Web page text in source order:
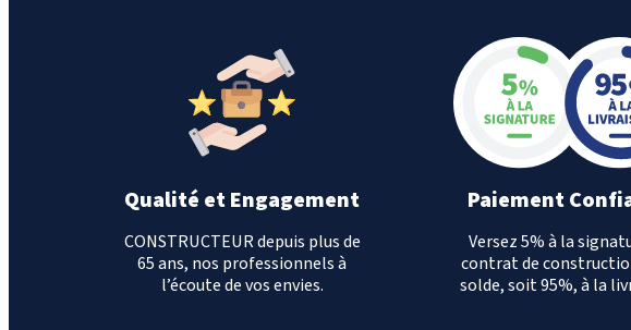
Qualité et Engagement
CONSTRUCTEUR depuis plus de
65 ans, nos professionnels à
l’écoute de vos envies.
Paiement
Versez 5% à la
contrat de
solde, soit 95%, à la